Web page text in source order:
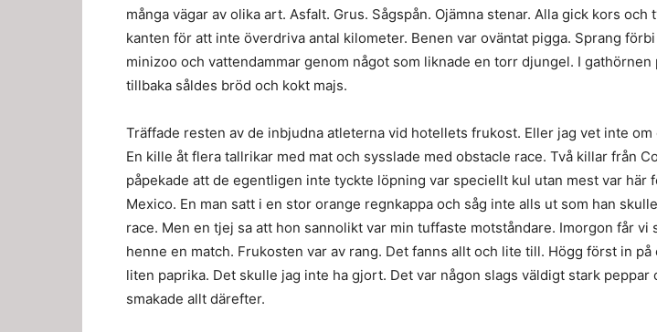
många vägar av olika art. Asfalt. Grus. Sågspån. Ojämna stenar. Alla gick kors och
kanten för att inte överdriva antal kilometer. Benen var oväntat pigga. Sprang
minizoo och vattendammar genom något som liknade en torr djungel. I gathörnen
tillbaka såldes bröd och kokt majs.
Träffade resten av de inbjudna atleterna vid hotellets frukost. Eller jag vet inte om
En kille åt flera tallrikar med mat och sysslade med obstacle race. Två killar från
påpekade att de egentligen inte tyckte löpning var speciellt kul utan mest var här
Mexico. En man satt i en stor orange regnkappa och såg inte alls ut som han
race. Men en tjej sa att hon sannolikt var min tuffaste motståndare. Imorgon får vi
henne en match. Frukosten var av rang. Det fanns allt och lite till. Högg först in på
liten paprika. Det skulle jag inte ha gjort. Det var någon slags väldigt stark peppar
smakade allt därefter.